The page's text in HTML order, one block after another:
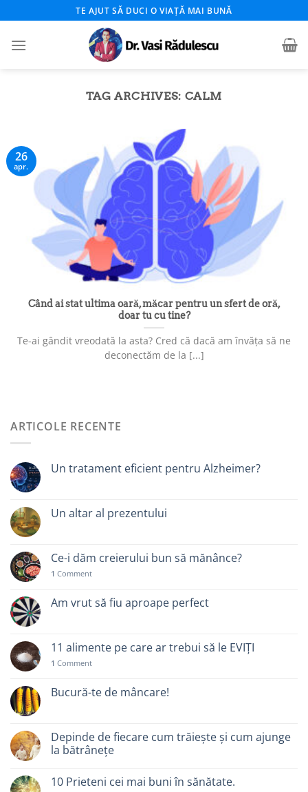
to
content
TE AJUT SĂ DUCI O VIAȚĂ MAI BUNĂ
TAG ARCHIVES: CALM
Când ai stat ultima oară, măcar pentru un sfert de oră,
doar tu cu tine?
Te-ai gândit vreodată la asta? Cred că dacă am învăța să ne
deconectăm de la [...]
26
apr.
ARTICOLE RECENTE
Un tratament eficient pentru Alzheimer?
Un altar al prezentului
Ce-i dăm creierului bun să mănânce?
1 Comment
Am vrut să fiu aproape perfect
11 alimente pe care ar trebui să le EVIȚI
1 Comment
Bucură-te de mâncare!
Depinde de fiecare cum trăiește și cum ajunge
la bătrânețe
10 Prieteni cei mai buni în sănătate.